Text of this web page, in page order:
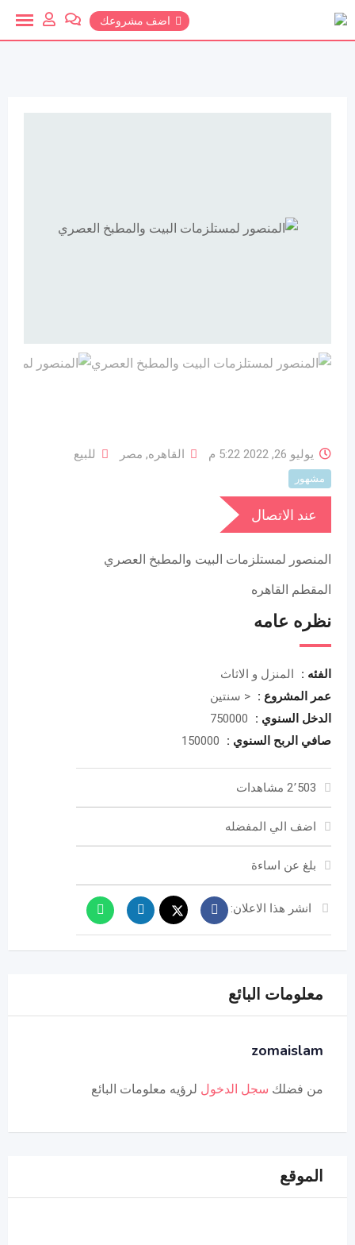
تخطي
اضف مشروعك
يوليو 26, 2022 5:22 م القاهره, مصر للبيع
مشهور
عند الاتصال
المنصور لمستلزمات البيت والمطبخ العصري
المقطم القاهره
نظره عامه
الفئه :
المنزل و الاثاث
عمر المشروع : < سنتين
الدخل السنوي :
750000
صافي الربح السنوي :
150000
2٬503 مشاهدات
اضف الي المفضله
بلغ عن اساءة
انشر هذا الاعلان:
معلومات البائع
zomaislam
من فضلك سجل الدخول لرؤيه معلومات البائع
الموقع